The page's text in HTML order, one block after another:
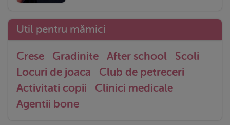
Util pentru mămici
Crese Gradinite After school
Scoli
Locuri de joaca
Club de petreceri
Activitati copii
Clinici medicale
Agentii bone